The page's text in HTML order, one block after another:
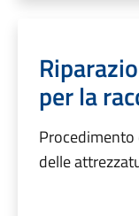
per la
delle